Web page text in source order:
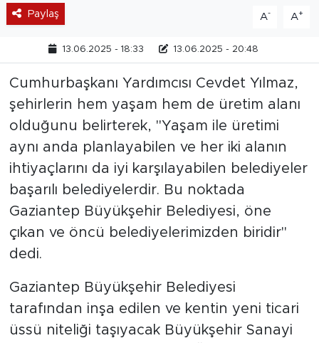
Paylaş A- A+
13.06.2025 - 18:33 13.06.2025 - 20:48
Cumhurbaşkanı Yardımcısı Cevdet Yılmaz,
şehirlerin hem yaşam hem de üretim alanı
olduğunu belirterek, "Yaşam ile üretimi
aynı anda planlayabilen ve her iki alanın
ihtiyaçlarını da iyi karşılayabilen belediyeler
başarılı belediyelerdir. Bu noktada
Gaziantep Büyükşehir Belediyesi, öne
çıkan ve öncü belediyelerimizden biridir"
dedi.
Gaziantep Büyükşehir Belediyesi
tarafından inşa edilen ve kentin yeni ticari
üssü niteliği taşıyacak Büyükşehir Sanayi